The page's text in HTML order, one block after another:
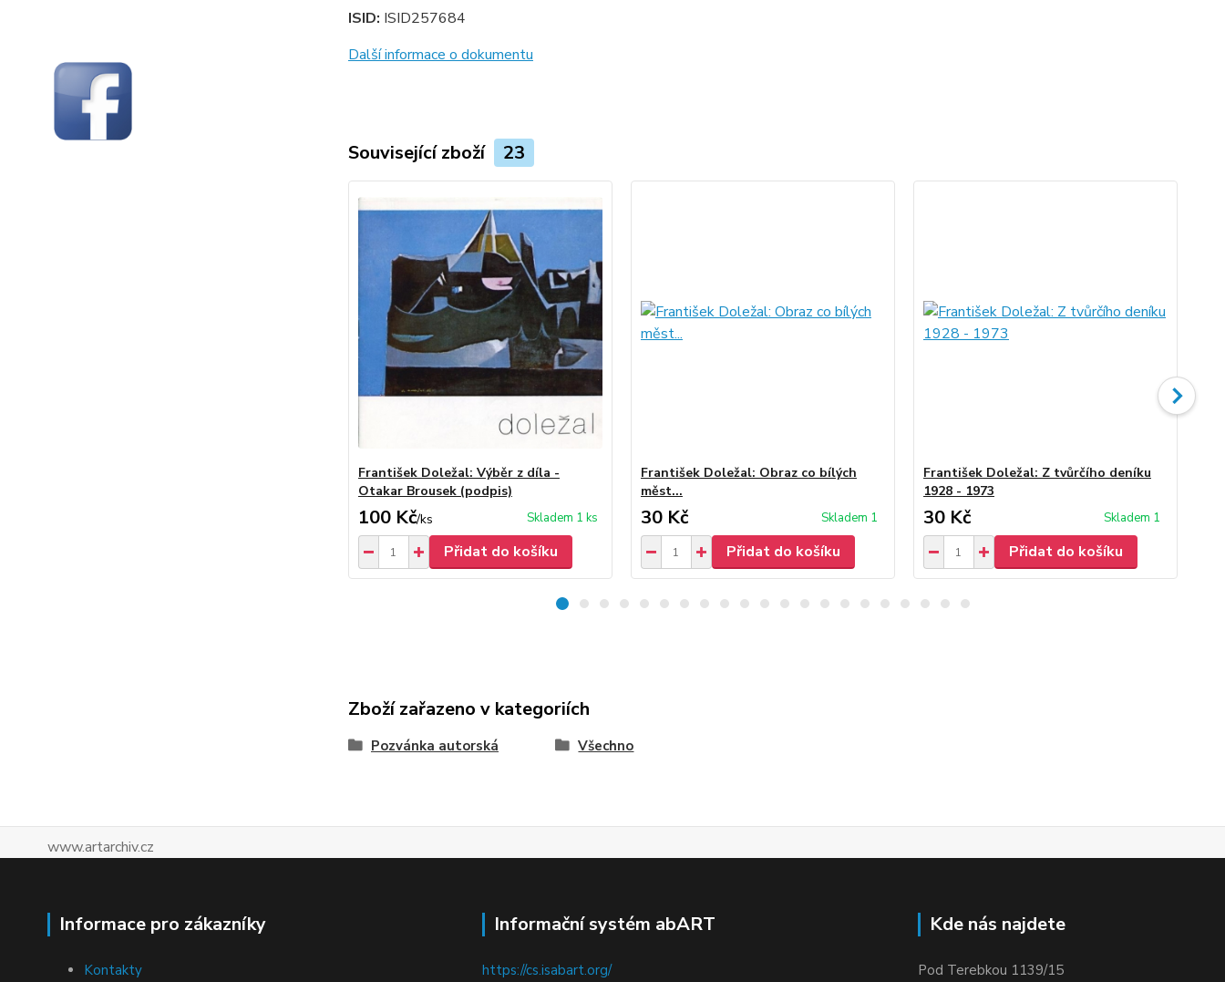
ISID: ISID257684
Další informace o dokumentu
Související zboží 23
František Doležal: Výběr z díla -
Otakar Brousek (podpis)
100 Kč/ks Skladem 1 ks
Přidat do košíku
František Doležal: Obraz co bílých
měst...
30 Kč Skladem 1
Přidat do košíku
František Doležal: Z tvůrčího deníku
1928 - 1973
30 Kč Skladem 1
Přidat do košíku
Zboží zařazeno v kategoriích
Pozvánka autorská Všechno
www.artarchiv.cz
Informace pro zákazníky
Kontakty
Informační systém abART
https://cs.isabart.org/
Kde nás najdete
Pod Terebkou 1139/15